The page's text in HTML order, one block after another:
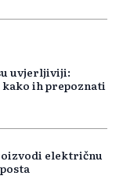
uvjerljiviji:
ih prepoznati
električnu